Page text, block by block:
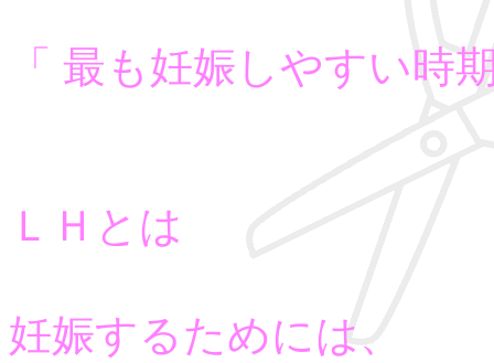
「 最も妊娠しやすい時
ＬＨとは
妊娠するためには、